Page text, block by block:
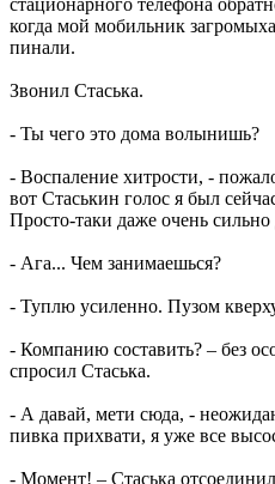
когда мой мобильник
пинали.
Звонил Стаська.
- Ты чего это дома волынишь?
- Воспаление хитрости, -
вот Стаськин голос я был
Просто-таки даже очень сильно
- Ага... Чем занимаешься?
- Туплю усиленно. Пузом
- Компанию составить? – без
спросил Стаська.
- А давай, мети сюда, -
пивка прихвати, я уже все
- Момент! – Стаська